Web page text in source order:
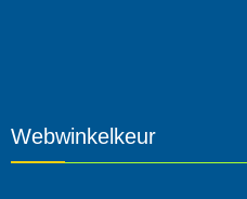
Webwinkelkeur